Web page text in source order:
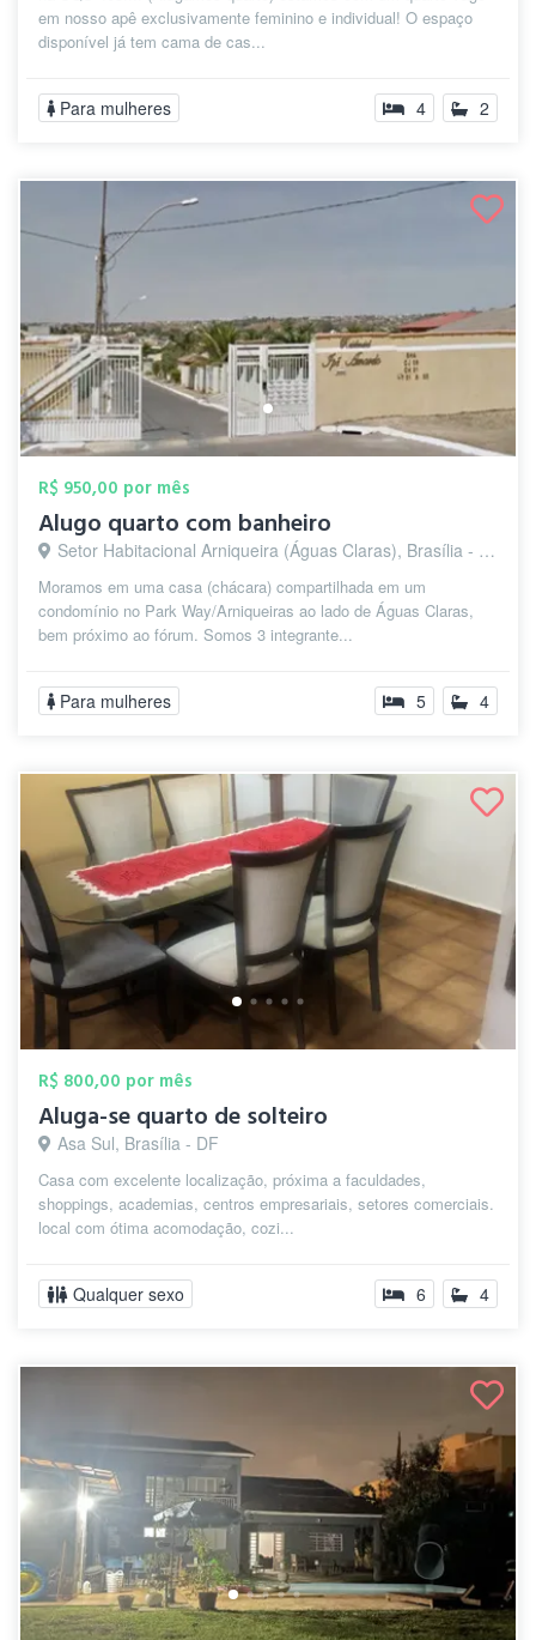
em nosso apê exclusivamente feminino e individual! O espaço
disponível já tem cama de cas...
Para mulheres 4 2
R$ 950,00 por mês
Alugo quarto com banheiro
Setor Habitacional Arniqueira (Águas Claras), Brasília - DF
Moramos em uma casa (chácara) compartilhada em um
condomínio no Park Way/Arniqueiras ao lado de Águas Claras,
bem próximo ao fórum. Somos 3 integrante...
Para mulheres 5 4
R$ 800,00 por mês
Aluga-se quarto de solteiro
Asa Sul, Brasília - DF
Casa com excelente localização, próxima a faculdades,
shoppings, academias, centros empresariais, setores comerciais.
local com ótima acomodação, cozi...
Qualquer sexo 6 4